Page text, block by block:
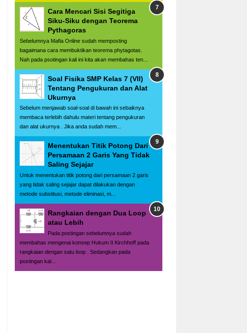
Cara Mencari Sisi Segitiga
Siku-Siku dengan Teorema
Pythagoras
Sebelumnya Mafia Online sudah memposting
bagaimana cara membuktikan teorema phytagotas.
Nah pada psotingan kali ini kita akan membahas ten...
Soal Fisika SMP Kelas 7 (VII)
Tentang Pengukuran dan Alat
Ukurnya
Sebelum menjawab soal-soal di bawah ini sebaiknya
membaca terlebih dahulu materi tentang pengukuran
dan alat ukurnya . Jika anda sudah mem...
Menentukan Titik Potong Dari
Persamaan 2 Garis Yang Tidak
Saling Sejajar
Untuk menentukan titik potong dari persamaan 2 garis
yang tidak saling sejajar dapat dilakukan dengan
metode substitusi, metode eliminasi, m...
Rangkaian dengan Dua Loop
atau Lebih
Pada postingan sebelumnya sudah
membahas mengenai konsep Hukum II Kirchhoff pada
rangkaian dengan satu loop . Sedangkan pada
postingan kal...